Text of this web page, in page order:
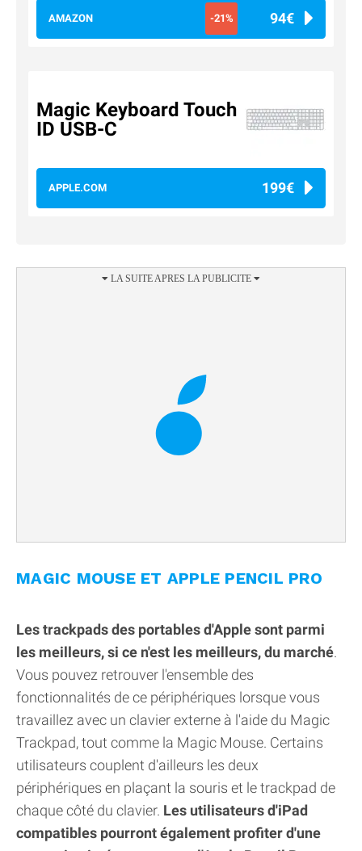
AMAZON -21% 94€
Magic Keyboard Touch
ID USB-C
APPLE.COM 199€
MAGIC MOUSE ET APPLE PENCIL PRO
Les trackpads des portables d'Apple sont parmi
les meilleurs, si ce n'est les meilleurs, du marché.
Vous pouvez retrouver l'ensemble des
fonctionnalités de ce périphériques lorsque vous
travaillez avec un clavier externe à l'aide du Magic
Trackpad, tout comme la Magic Mouse. Certains
utilisateurs couplent d'ailleurs les deux
périphériques en plaçant la souris et le trackpad de
chaque côté du clavier. Les utilisateurs d'iPad
compatibles pourront également profiter d'une